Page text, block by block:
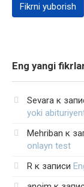
Eng yangi
Sevara к
yoki
Mehriban к
onlayn test
R к записи